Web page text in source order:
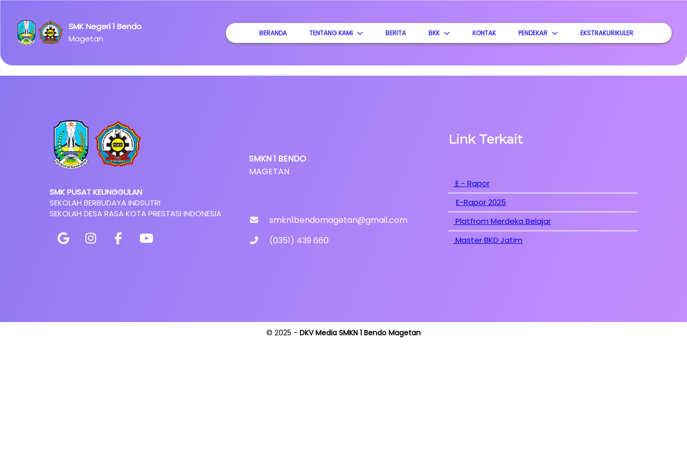
been the
industry's
standard
SMK Negeri 1 Bendo
Magetan
BERANDA TENTANG KAMI BERITA BKK KONTAK PENDEKAR EKSTRAKURIKULER
SMK PUSAT KEUNGGULAN
SEKOLAH BERBUDAYA INDSUTRI
SEKOLAH DESA RASA KOTA PRESTASI INDONESIA
SMKN1 BENDO
MAGETAN
smkn1bendomagetan@gmail.com
(0351) 439 660
Link Terkait
E - Rapor
E-Rapor 2025
Platfrom Merdeka Belajar
Master BKD Jatim
© 2025 - DKV Media SMKN 1 Bendo Magetan